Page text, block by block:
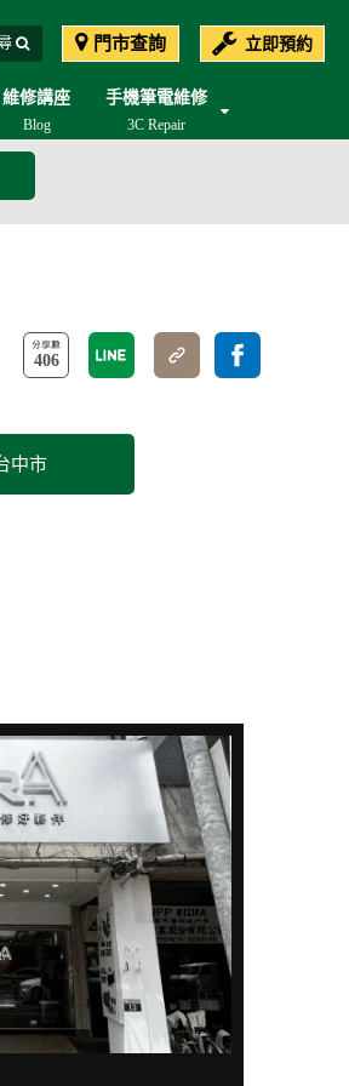
門市查詢 立即預約
維修講座
Blog
手機筆電維修
3C Repair
深度清潔贈濾網＋加碼至180天保固!
406
中市